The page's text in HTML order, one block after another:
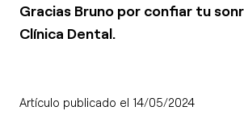
Gracias Bruno por confiar tu
Clínica Dental.
Artículo publicado el 14/05/2024